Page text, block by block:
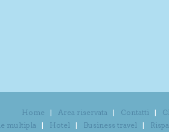
Home Area riservata Contatti
multipla Hotel Business travel